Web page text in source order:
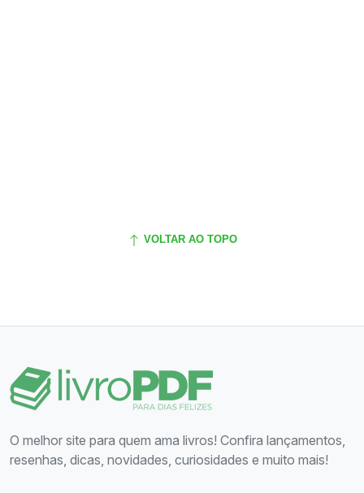
VOLTAR AO TOPO
O melhor site para quem ama livros! Confira lançamentos,
resenhas, dicas, novidades, curiosidades e muito mais!